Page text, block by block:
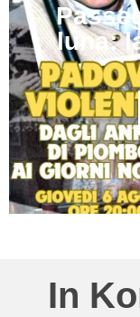
luna:
In